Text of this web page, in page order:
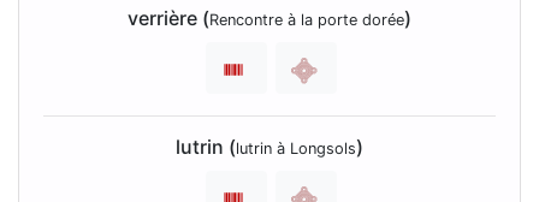
verrière (Rencontre à la porte dorée)
lutrin (lutrin à Longsols)